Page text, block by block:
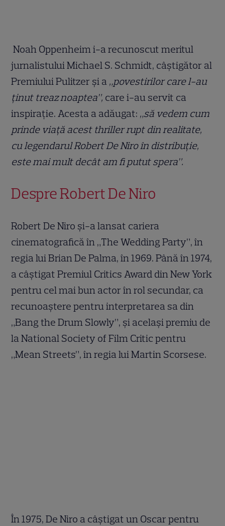
Noah Oppenheim i-a recunoscut meritul
jurnalistului Michael S. Schmidt, câștigător al
Premiului Pulitzer și a „povestirilor care l-au
ținut treaz noaptea”, care i-au servit ca
inspirație. Acesta a adăugat: „să vedem cum
prinde viață acest thriller rupt din realitate,
cu legendarul Robert De Niro în distribuție,
este mai mult decât am fi putut spera”.
Despre Robert De Niro
Robert De Niro și-a lansat cariera
cinematografică în „The Wedding Party”, în
regia lui Brian De Palma, în 1969. Până în 1974,
a câștigat Premiul Critics Award din New York
pentru cel mai bun actor în rol secundar, ca
recunoaștere pentru interpretarea sa din
„Bang the Drum Slowly”, și același premiu de
la National Society of Film Critic pentru
„Mean Streets”, în regia lui Martin Scorsese.
În 1975, De Niro a câștigat un Oscar pentru